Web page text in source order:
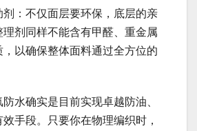
剂：不仅面层要环保，底层的亲
理剂同样不能含有甲醛、重金属
以确保整体面料通过全方位的
水确实是目前实现卓越防油、
手段。只要你在物理编织时，